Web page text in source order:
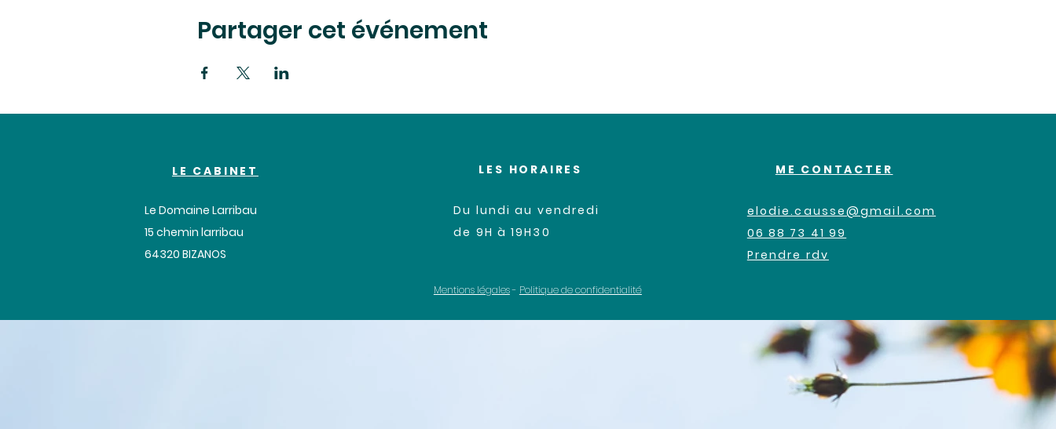
Partager cet événement
LE CABINET
Le Domaine Larribau
​15 chemin larribau
64320 BIZANOS
LES HORAIRES
Du lundi au vendredi
de 9H à 19H30
Mentions légales- Politique de confidentialité
ME CONTACTER
elodie.causse@gmail.com
06 88 73 41 99
Prendre rdv